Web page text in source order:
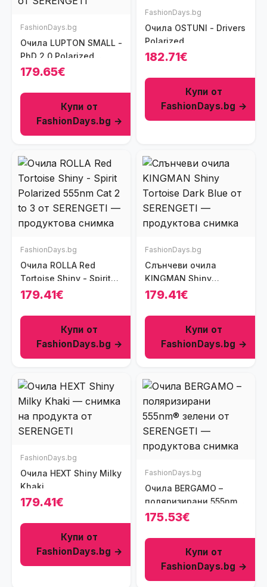
FashionDays.bg
Очила LUPTON SMALL -
PhD 2.0 Polarized
555nm
179.65€
Купи от
FashionDays.bg →
FashionDays.bg
Очила OSTUNI - Drivers
Polarized
182.71€
Купи от
FashionDays.bg →
FashionDays.bg
Очила ROLLA Red
Tortoise Shiny - Spirit
Polarized 555nm Cat 2
179.41€
Купи от
FashionDays.bg →
FashionDays.bg
Слънчеви очила
KINGMAN Shiny
Tortoise Dark Blue
179.41€
Купи от
FashionDays.bg →
FashionDays.bg
Очила HEXT Shiny Milky
Khaki
179.41€
Купи от
FashionDays.bg →
FashionDays.bg
Очила BERGAMO –
поляризирани 555nm®
зелени
175.53€
Купи от
FashionDays.bg →